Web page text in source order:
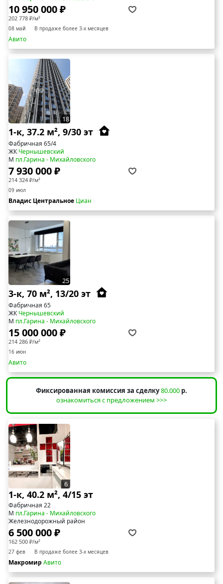
10 950 000 ₽
202 778 ₽/м²
08 май В продаже более 3-х месяцев
Авито
18
1-к, 37.2 м², 9/30 эт
Фабричная 65/4
ЖКЧернышевский
М пл.Гарина - Михайловского
7 930 000 ₽
214 324 ₽/м²
09 июл
Владис Центральное Циан
25
3-к, 70 м², 13/20 эт
Фабричная 65
ЖКЧернышевский
М пл.Гарина - Михайловского
15 000 000 ₽
214 286 ₽/м²
16 июн
Авито
Фиксированная комиссия за сделку80.000 р.
ознакомиться с предложением >>>
6
1-к, 40.2 м², 4/15 эт
Фабричная 22
М пл.Гарина - Михайловского
Железнодорожный район
6 500 000 ₽
162 500 ₽/м²
27 фев В продаже более 3-х месяцев
Макромир Авито